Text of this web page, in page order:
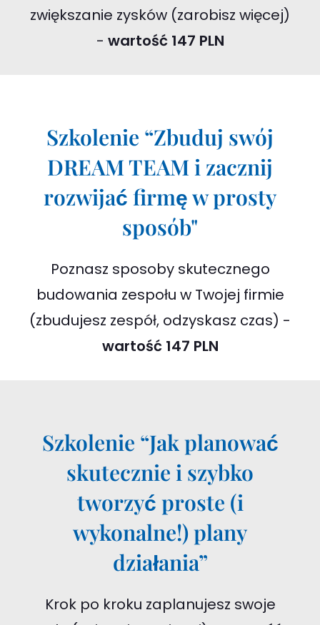
zwiększanie zysków (zarobisz więcej)
- wartość 147 PLN
Szkolenie “Zbuduj swój
DREAM TEAM i zacznij
rozwijać firmę w prosty
sposób"
Poznasz sposoby skutecznego
budowania zespołu w Twojej firmie
(zbudujesz zespół, odzyskasz czas) -
wartość 147 PLN
Szkolenie “Jak planować
skutecznie i szybko
tworzyć proste (i
wykonalne!) plany
działania”
Krok po kroku zaplanujesz swoje